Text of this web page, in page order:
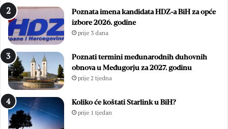
Poznata imena kandidata HDZ-a BiH za opće
izbore 2026. godine
prije 3 dana
Poznati termini međunarodnih duhovnih
obnova u Međugorju za 2027. godinu
prije 2 tjedna
Koliko će koštati Starlink u BiH?
prije 1 tjedan